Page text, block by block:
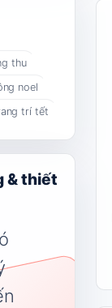
thu
noel
trí tết
& thiết